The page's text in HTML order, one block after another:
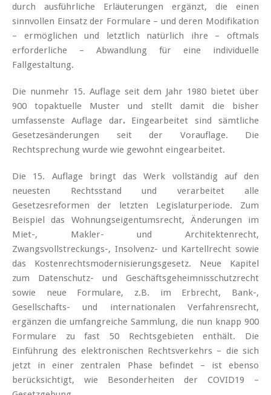
durch ausführliche Erläuterungen ergänzt, die einen
sinnvollen Einsatz der Formulare – und deren Modifikation
– ermöglichen und letztlich natürlich ihre – oftmals
erforderliche – Abwandlung für eine individuelle
Fallgestaltung.
Die nunmehr 15. Auflage seit dem Jahr 1980 bietet über
900 topaktuelle Muster und stellt damit die bisher
umfassenste Auflage dar. Eingearbeitet sind sämtliche
Gesetzesänderungen seit der Vorauflage. Die
Rechtsprechung wurde wie gewohnt eingearbeitet.
Die 15. Auflage bringt das Werk vollständig auf den
neuesten Rechtsstand und verarbeitet alle
Gesetzesreformen der letzten Legislaturperiode. Zum
Beispiel das Wohnungseigentumsrecht, Änderungen im
Miet-, Makler- und Architektenrecht,
Zwangsvollstreckungs-, Insolvenz- und Kartellrecht sowie
das Kostenrechtsmodernisierungsgesetz. Neue Kapitel
zum Datenschutz- und Geschäftsgeheimnisschutzrecht
sowie neue Formulare, z.B. im Erbrecht, Bank-,
Gesellschafts- und internationalen Verfahrensrecht,
ergänzen die umfangreiche Sammlung, die nun knapp 900
Formulare zu fast 50 Rechtsgebieten enthält. Die
Einführung des elektronischen Rechtsverkehrs – die sich
jetzt in einer zentralen Phase befindet – ist ebenso
berücksichtigt, wie Besonderheiten der COVID19 –